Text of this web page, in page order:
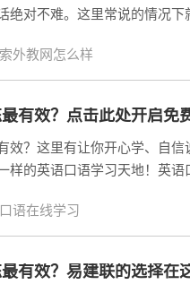
绝对不难。这里常说的情况
不是错，不说才是错。我们总是把自己放在聚光灯中，以为
事实上每个人最关心的还
外教网怎么样
有效？点击此处开启免
效？这里有让你开心学、自
样的英语口语学习天地！英
终会成为你迈出国门的“旁身
是作为国际语言的必学内容之
语在线学习
有效？易建联的选择在